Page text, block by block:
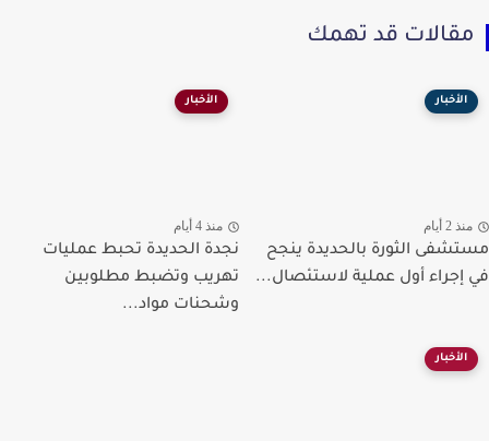
قد تهمك
الأخبار
2 أيام
الثورة بالحديدة ينجح
أول عملية لاستئصال...
الأخبار
منذ 4 أيام
نجدة الحديدة تحبط عمليات
تهريب وتضبط مطلوبين
وشحنات مواد...
الأخبار